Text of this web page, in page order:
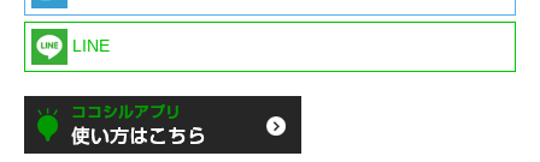
LINE